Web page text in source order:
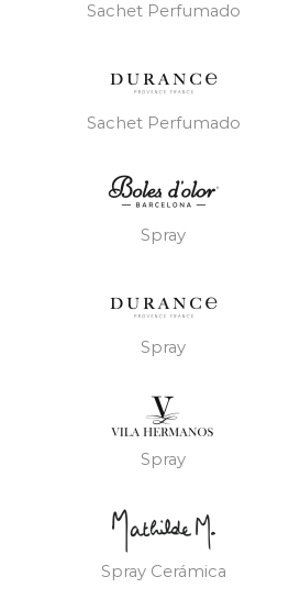
Sachet Perfumado
Sachet Perfumado
Spray
Spray
Spray
Spray Cerámica